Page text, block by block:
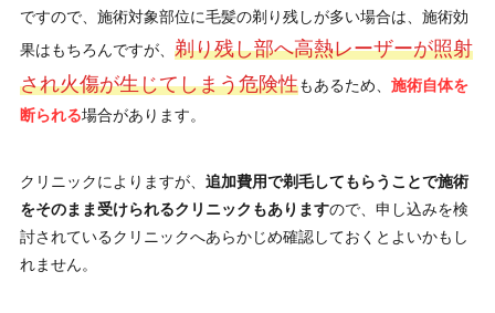
ですので、施術対象部位に毛髪の剃り残しが多い場合は、施術効
果はもちろんですが、 剃り残し部へ高熱レーザーが照射
され火傷が生じてしまう危険性もあるため、 施術自体を
断られる場合があります。
クリニックによりますが、 追加費用で剃毛してもらうことで施術
をそのまま受けられるクリニックもありますので、申し込みを検
討されているクリニックへあらかじめ確認しておくとよいかもし
れません。